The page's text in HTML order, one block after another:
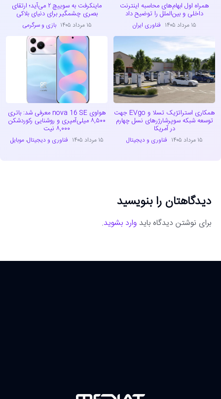
همراه اول ابهام‌های محاسبه اینترنت
داخلی و بین‌الملل را توضیح داد
۱۵ مرداد ۱۴۰۵ فناوری ایران
ماینکرفت به سوییچ ۲ می‌آید؛ ارتقای
بصری چشمگیر برای دنیای بلاکی
۱۵ مرداد ۱۴۰۵ بازی و سرگرمی
همکاری استراتژیک تسلا و EVgo جهت
توسعه شبکه سوپرشارژرهای نسل چهارم
در آمریکا
۱۵ مرداد ۱۴۰۵ فناوری و دیجیتال
هواوی nova 16 SE معرفی شد: باتری
۸,۵۰۰ میلی‌آمپری و روشنایی رکوردشکن
۸,۰۰۰ نیت
۱۵ مرداد ۱۴۰۵ فناوری و دیجیتال،موبایل
دیدگاهتان را بنویسید
برای نوشتن دیدگاه باید وارد بشوید.